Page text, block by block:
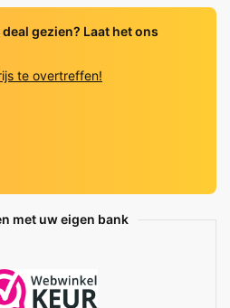
gezien? Laat het ons
te overtreffen!
met uw eigen bank